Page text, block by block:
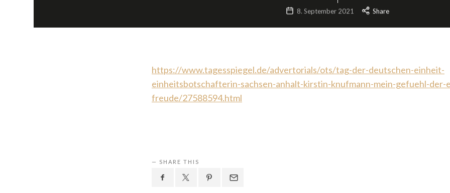
2025/26
8. September 2021 Share
https://www.tagesspiegel.de/advertorials/ots/tag-der-deutschen-einheit-
einheitsbotschafterin-sachsen-anhalt-kirstin-knufmann-mein-gefuehl-der-
freude/27588594.html
SHARE THIS